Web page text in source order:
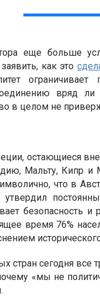
еще больше
как это
вряд
в целом не
остающиеся
Мальту, Кипр
что в
безопасность и
время 76%
стран сегодня все
«мы не